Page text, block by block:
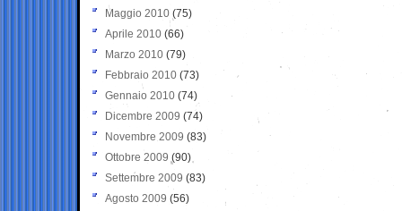
Maggio 2010 (75)
Aprile 2010 (66)
Marzo 2010 (79)
Febbraio 2010 (73)
Gennaio 2010 (74)
Dicembre 2009 (74)
Novembre 2009 (83)
Ottobre 2009 (90)
Settembre 2009 (83)
Agosto 2009 (56)